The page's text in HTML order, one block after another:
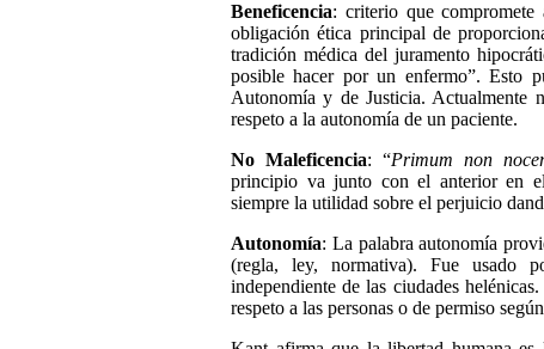
Beneficencia: criterio que
obligación ética principal de
tradición médica del juramento h
posible hacer por un enfermo”. Esto
Autonomía y de Justicia. Actualmente
respeto a la autonomía de un paciente.
No Maleficencia: “Primum non
principio va junto con el anterior en
siempre la utilidad sobre el perjuicio
Autonomía: La palabra autonomía
(regla, ley, normativa). Fue usado
independiente de las ciudades
respeto a las personas o de permiso